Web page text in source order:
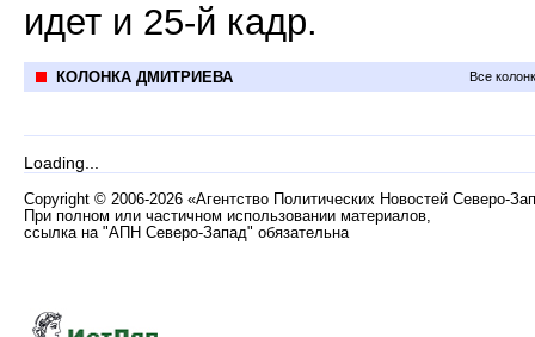
идет и 25-й кадр.
КОЛОНКА ДМИТРИЕВА Все
Loading...
Copyright © 2006-2026 «Агентство Политических Новостей Северо-
При полном или частичном использовании материалов,
ссылка на "АПН Северо-Запад" обязательна